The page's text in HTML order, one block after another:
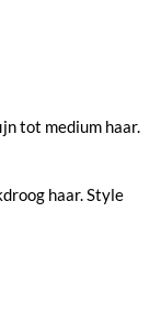
tot medium haar.
haar. Style